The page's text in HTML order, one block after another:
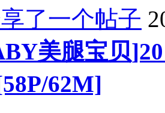
了一个帖子
美腿宝贝
62M]